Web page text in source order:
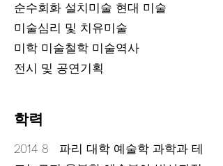
순수회화 설치미술 현대 미술
미술심리 및 치유미술
미학 미술철학 미술역사
전시 및 공연기획
​학력
2014 8 파리 대학 예술학 과학과 테